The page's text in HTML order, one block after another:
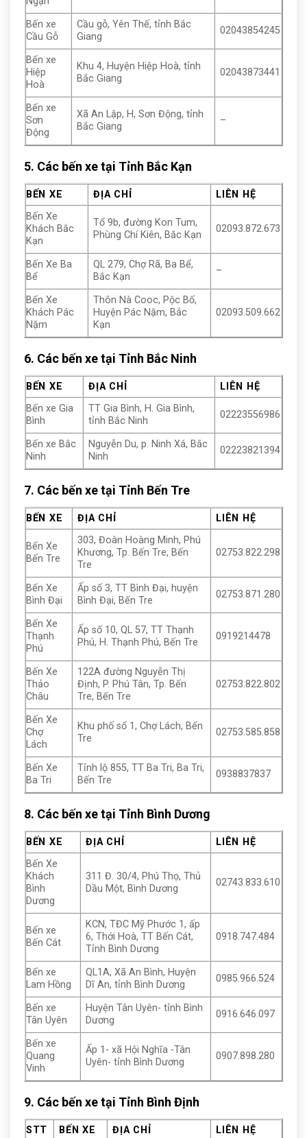
Bến xe
Cầu Gỗ
Cầu gỗ, Yên Thế, tỉnh Bắc
Giang
02043854245
Bến xe
Hiệp
Hoà
Khu 4, Huyện Hiệp Hoà, tỉnh
Bắc Giang
02043873441
Bến xe
Sơn
Động
Xã An Lập, H, Sơn Động, tỉnh
Bắc Giang
–
5. Các bến xe tại Tỉnh Bắc Kạn
BẾN XE ĐỊA CHỈ
LIÊN HỆ
Bến Xe
Khách Bắc
Kạn
Tổ 9b, đường Kon Tum,
Phùng Chí Kiên, Bắc Kạn
02093.872.673
Bến Xe Ba
Bể
QL 279, Chợ Rã, Ba Bể,
Bắc Kạn
–
Bến Xe
Khách Pác
Nặm
Thôn Nà Cooc, Pộc Bố,
Huyện Pác Nặm, Bắc
Kạn
02093.509.662
6. Các bến xe tại Tỉnh Bắc Ninh
BẾN XE ĐỊA CHỈ
LIÊN HỆ
Bến xe Gia
Bình
TT Gia Bình, H. Gia Bình,
tỉnh Bắc Ninh
02223556986
Bến xe Bắc
Ninh
Nguyễn Du, p. Ninh Xá, Bắc
Ninh
02223821394
7. Các bến xe tại Tỉnh Bến Tre
BẾN XE ĐỊA CHỈ LIÊN HỆ
Bến Xe
Bến Tre
303, Đoàn Hoàng Minh, Phú
Khương, Tp. Bến Tre, Bến
Tre
02753.822.298
Bến Xe
Bình Đại
Ấp số 3, TT Bình Đại, huyện
Bình Đại, Bến Tre
02753.871.280
Bến Xe
Thạnh
Phú
Ấp số 10, QL 57, TT Thạnh
Phú, H. Thạnh Phú, Bến Tre
0919214478
Bến Xe
Thảo
Châu
122A đường Nguyễn Thị
Định, P. Phú Tân, Tp. Bến
Tre, Bến Tre
02753.822.802
Bến Xe
Chợ
Lách
Khu phố số 1, Chợ Lách, Bến
Tre
02753.585.858
Bến Xe
Ba Tri
Tỉnh lộ 855, TT Ba Tri, Ba Tri,
Bến Tre
0938837837
8. Các bến xe tại Tỉnh Bình Dương
BẾN XE ĐỊA CHỈ
LIÊN HỆ
Bến Xe
Khách
Bình
Dương
311 Đ. 30/4, Phú Thọ, Thủ
Dầu Một, Bình Dương
02743.833.610
Bến xe
Bến Cát
KCN, TĐC Mỹ Phước 1, ấp
6, Thới Hoà, TT Bến Cát,
Tỉnh Bình Dương
0918.747.484
Bến xe
Lam Hồng
QL1A, Xã An Bình, Huyện
Dĩ An, tỉnh Bình Dương
0985.966.524
Bến xe
Tân Uyên
Huyện Tân Uyên- tỉnh Bình
Dương
0916.646.097
Bến xe
Quang
Vinh
Ấp 1- xã Hội Nghĩa -Tân
Uyên- tỉnh Bình Dương
0907.898.280
9. Các bến xe tại Tỉnh Bình Định
STT BẾN XE ĐỊA CHỈ LIÊN HỆ